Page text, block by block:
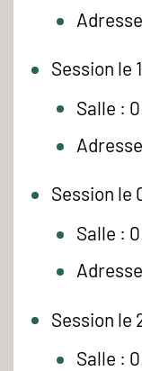
Session le
Salle :
Session le
Salle :
Session le
Salle :